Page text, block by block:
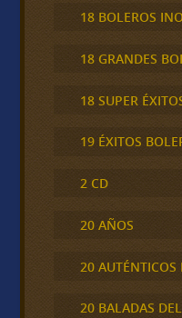
18 BOLEROS
18 GRANDES
18 SUPER
19 ÉXITOS
2 CD
20 AÑOS
20 AUTÉNTICOS
20 BALADAS